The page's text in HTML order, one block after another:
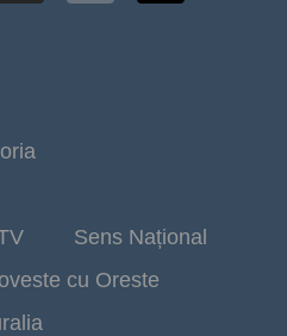
Sens Național
cu Oreste